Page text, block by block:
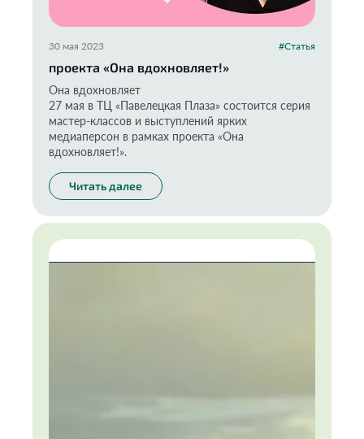
30 мая 2023 #Статья
проекта «Она вдохновляет!»
Она вдохновляет
27 мая в ТЦ «Павелецкая Плаза» состоится серия
мастер-классов и выступлений ярких
медиаперсон в рамках проекта «Она
вдохновляет!».
Читать далее